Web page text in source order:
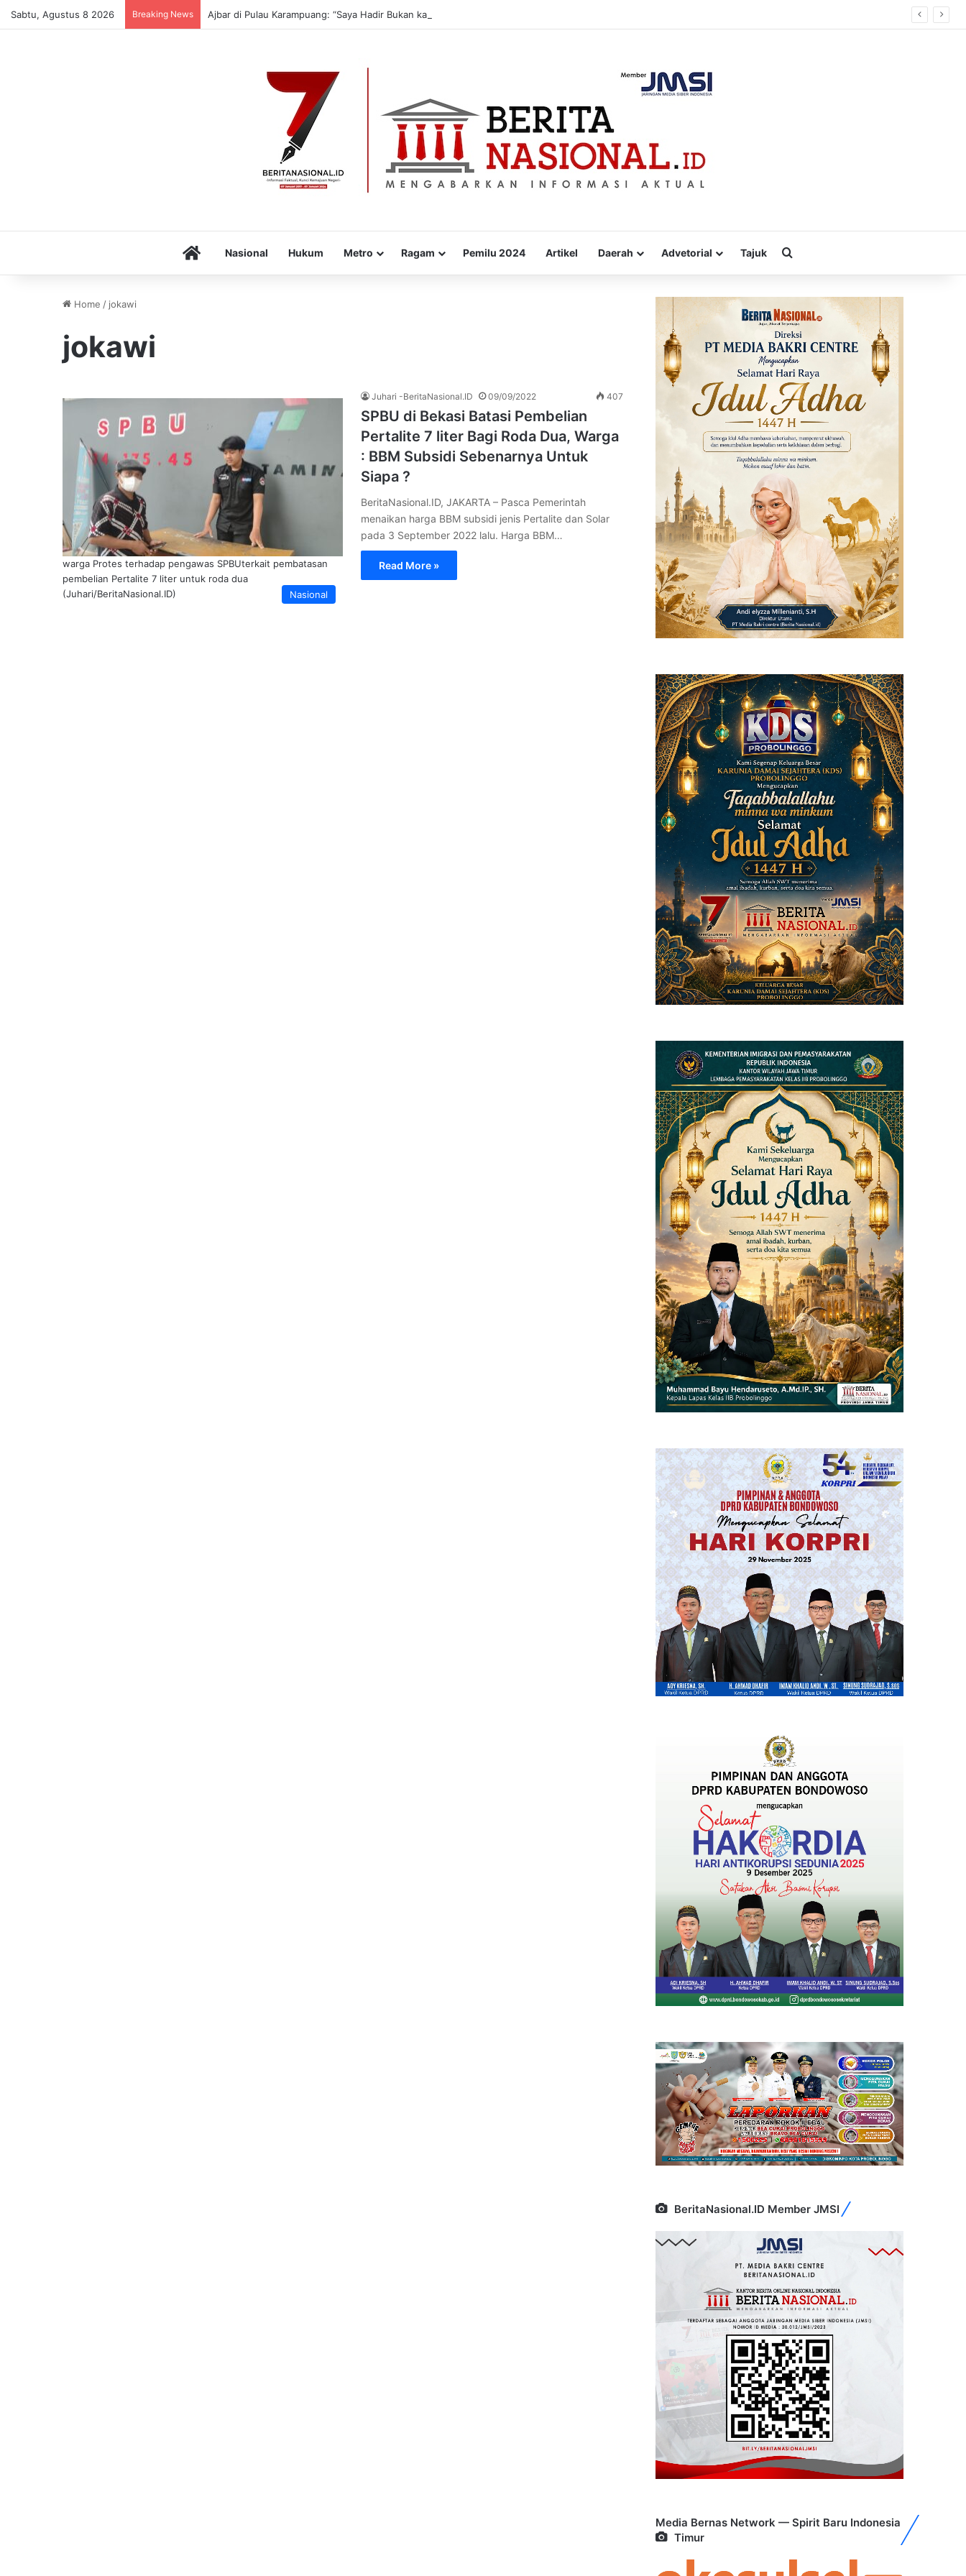
Sabtu, Agustus 8 2026 Breaking News Ajbar di Pulau Karampuang: “Saya Hadir Bukan karena Pemilu, tapi karena Tanggung Jawab Moral”
HomeNasional Hukum Metro Ragam Pemilu 2024 Artikel Daerah Advetorial Tajuk
Home / jokawi
jokawi
Nasional
warga Protes terhadap pengawas SPBUterkait pembatasan
pembelian Pertalite 7 liter untuk roda dua
(Juhari/BeritaNasional.ID)
Juhari -BeritaNasional.ID 09/09/2022 407
SPBU di Bekasi Batasi Pembelian
Pertalite 7 liter Bagi Roda Dua, Warga
: BBM Subsidi Sebenarnya Untuk
Siapa ?
BeritaNasional.ID, JAKARTA – Pasca Pemerintah
menaikan harga BBM subsidi jenis Pertalite dan Solar
pada 3 September 2022 lalu. Harga BBM…
Read More »
BeritaNasional.ID Member JMSI
Media Bernas Network — Spirit Baru Indonesia
Timur